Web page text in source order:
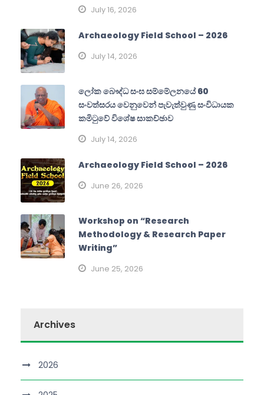
July 16, 2026
Archaeology Field School – 2026
July 14, 2026
ලෝක බෞද්ධ සංඝ සම්මේලනයේ 60
සංවත්සරය වෙනුවෙන් පැවැත්වුණු සංවිධායක
කමිටුවේ විශේෂ සාකච්ඡාව
July 14, 2026
Archaeology Field School – 2026
June 26, 2026
Workshop on “Research
Methodology & Research Paper
Writing”
June 25, 2026
Archives
2026